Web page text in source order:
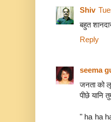
Shiv
बहुत
Reply
seema
जनता को
पीछे यानि
" ha ha